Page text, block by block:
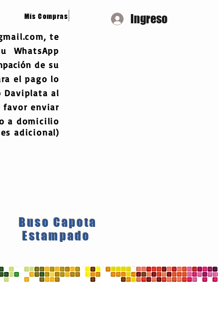
Mis Compras Ingreso
, te
WhatsApp
de su
el pago lo
Daviplata al
favor enviar
a domicilio
adicional)
Buso Capota
Estampado